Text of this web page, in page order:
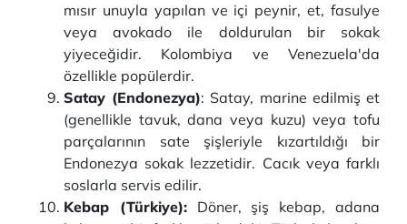
mısır unuyla yapılan ve içi peynir, et, fasulye
veya avokado ile doldurulan bir sokak
yiyeceğidir. Kolombiya ve Venezuela'da
özellikle popülerdir.
Satay (Endonezya): Satay, marine edilmiş et
(genellikle tavuk, dana veya kuzu) veya tofu
parçalarının sate şişleriyle kızartıldığı bir
Endonezya sokak lezzetidir. Cacık veya farklı
soslarla servis edilir.
Kebap (Türkiye):Döner, şiş kebap, adana